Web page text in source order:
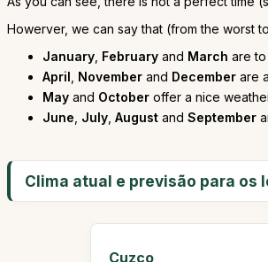
Howerver, we can say that (from the worst
January February and March are
April November and December are
May and October offer a nice
June July August and September
Clima atual e previsão para os
Cuzco